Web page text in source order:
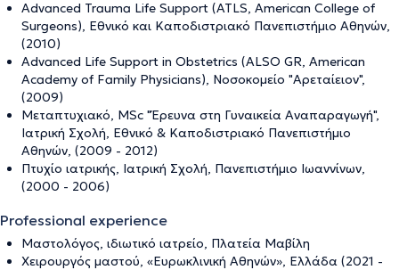
Advanced Trauma Life Support (ATLS, American College of
Surgeons), Εθνικό και Καποδιστριακό Πανεπιστήμιο Αθηνών,
(2010)
Advanced Life Support in Obstetrics (ALSO GR, American
Academy of Family Physicians), Νοσοκομείο "Αρεταίειον",
(2009)
Μεταπτυχιακό, MSc "Έρευνα στη Γυναικεία Αναπαραγωγή",
Ιατρική Σχολή, Εθνικό & Καποδιστριακό Πανεπιστήμιο
Αθηνών, (2009 - 2012)
Πτυχίο ιατρικής, Ιατρική Σχολή, Πανεπιστήμιο Ιωαννίνων,
(2000 - 2006)
Professional experience
Μαστολόγος, ιδιωτικό ιατρείο, Πλατεία Μαβίλη
Χειρουργός μαστού, «Ευρωκλινική Αθηνών», Ελλάδα (2021 -